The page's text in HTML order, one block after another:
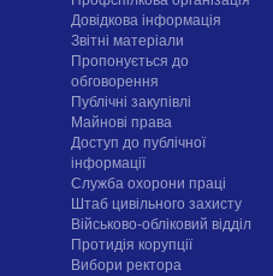
Довідкова інформація
Звітні матеріали
Пропонується до
обговорення
Публічні закупівлі
Майнові права
Доступ до публічної
інформації
Служба охорони праці
Штаб цивільного захисту
Військово-обліковий відділ
Протидія корупції
Вибори ректора